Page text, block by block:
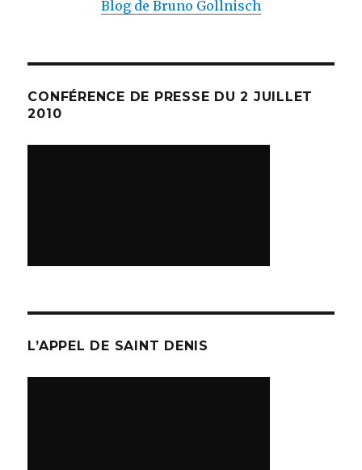
Blog de Bruno Gollnisch
CONFÉRENCE DE PRESSE DU 2 JUILLET
2010
L’APPEL DE SAINT DENIS